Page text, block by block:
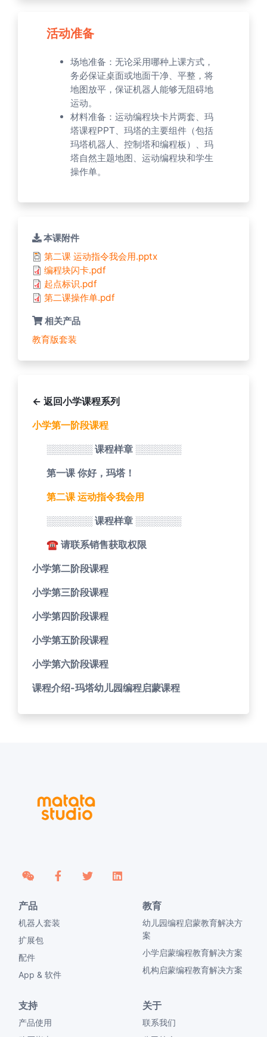
活动准备
场地准备：无论采用哪种上课方式，
务必保证桌面或地面干净、平整，将
地图放平，保证机器人能够无阻碍地
运动。
材料准备：运动编程块卡片两套、玛
塔课程PPT、玛塔的主要组件（包括
玛塔机器人、控制塔和编程板）、玛
塔自然主题地图、运动编程块和学生
操作单。
本课附件
第二课 运动指令我会用.pptx
编程块闪卡.pdf
起点标识.pdf
第二课操作单.pdf
相关产品
教育版套装
← 返回小学课程系列
小学第一阶段课程
░░░░░░░ 课程样章 ░░░░░░░
第一课 你好，玛塔！
第二课 运动指令我会用
░░░░░░░ 课程样章 ░░░░░░░
☎ 请联系销售获取权限
小学第二阶段课程
小学第三阶段课程
小学第四阶段课程
小学第五阶段课程
小学第六阶段课程
课程介绍-玛塔幼儿园编程启蒙课程
产品
机器人套装
扩展包
配件
App & 软件
教育
幼儿园编程启蒙教育解决方
案
小学启蒙编程教育解决方案
机构启蒙编程教育解决方案
支持
产品使用
关于
联系我们